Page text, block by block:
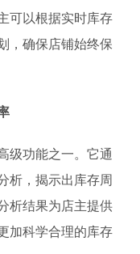
可以根据实时库存
，确保店铺始终保
级功能之一。它通
析，揭示出库存周
析结果为店主提供
加科学合理的库存